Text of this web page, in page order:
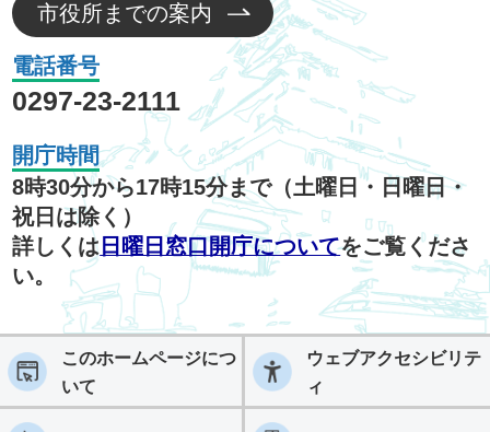
市役所までの案内
電話番号
0297-23-2111
開庁時間
8時30分から17時15分まで（土曜日・日曜日・
祝日は除く）
詳しくは 日曜日窓口開庁についてをご覧くださ
い。
このホームページにつ
いて
ウェブアクセシビリテ
ィ